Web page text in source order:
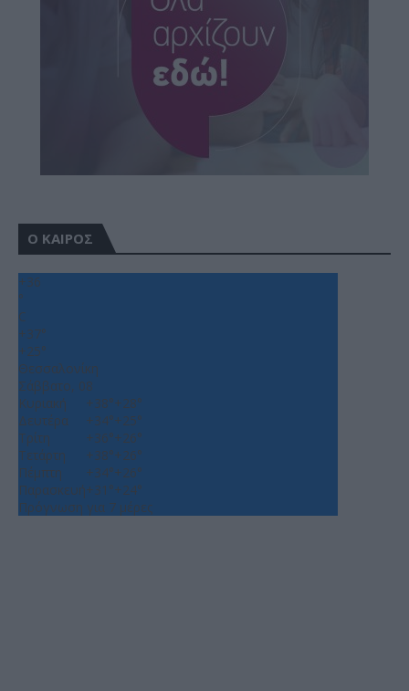
Ο ΚΑΙΡΟΣ
+36
°
C
+37°
+25°
Θεσσαλονίκη
Σάββατο, 08
Κυριακή
+38°+28°
Δευτέρα
+34°+25°
Τρίτη
+36°+26°
Τετάρτη
+38°+26°
Πέμπτη
+34°+26°
Παρασκευή+31°+24°
Πρόγνωση για 7 μέρες